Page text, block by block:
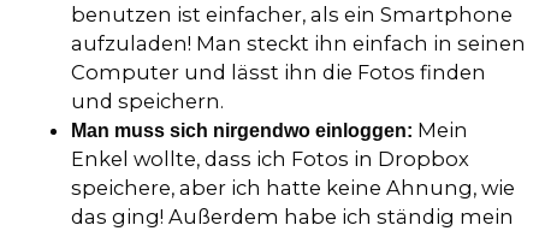
benutzen ist einfacher, als ein Smartphone
aufzuladen! Man steckt ihn einfach in seinen
Computer und lässt ihn die Fotos finden
und speichern.
Man muss sich nirgendwo einloggen: Mein
Enkel wollte, dass ich Fotos in Dropbox
speichere, aber ich hatte keine Ahnung, wie
das ging! Außerdem habe ich ständig mein